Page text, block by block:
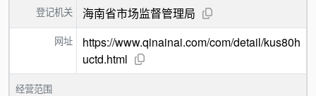
登记机关 海南省市场监督管理局
网址
https://www.qinainai.com/com/detail/kus80h
uctd.html
经营范围